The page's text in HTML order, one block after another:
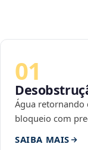
01
Água retornando
bloqueio com
SAIBA MAIS